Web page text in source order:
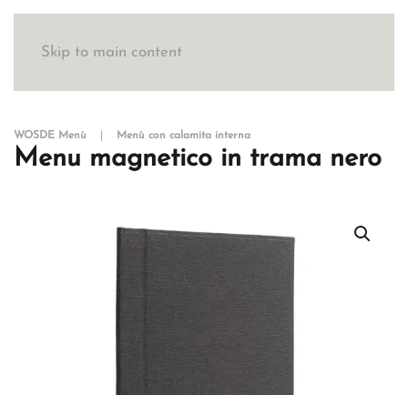
Skip to main content
WOSDE Menù Menù con calamita interna
Menu magnetico in trama nero